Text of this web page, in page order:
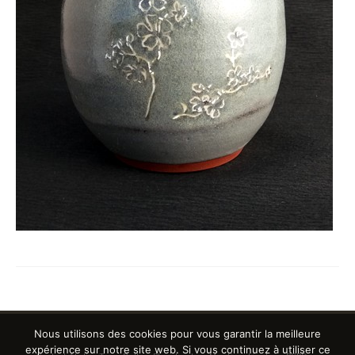
Nous utilisons des cookies pour vous garantir la meilleure
expérience sur notre site web. Si vous continuez à utiliser ce